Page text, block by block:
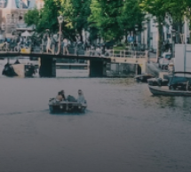
solar panels to generate
supply. The windows have
control glazing, and the
have climate control driven by
thermal energy storage
Underfloor heating and
environment. The atriums'